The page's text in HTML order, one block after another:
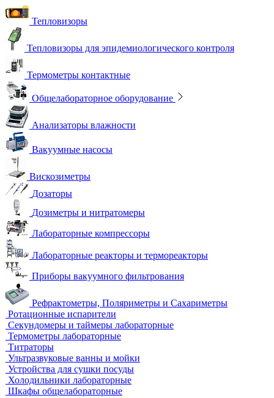
Тепловизоры
Тепловизоры для эпидемиологического контроля
Термометры контактные
Общелабораторное оборудование
Анализаторы влажности
Вакуумные насосы
Вискозиметры
Дозаторы
Дозиметры и нитратомеры
Лабораторные компрессоры
Лабораторные реакторы и термореакторы
Приборы вакуумного фильтрования
Рефрактометры, Поляриметры и Сахариметры
Ротационные испарители
Секундомеры и таймеры лабораторные
Термометры лабораторные